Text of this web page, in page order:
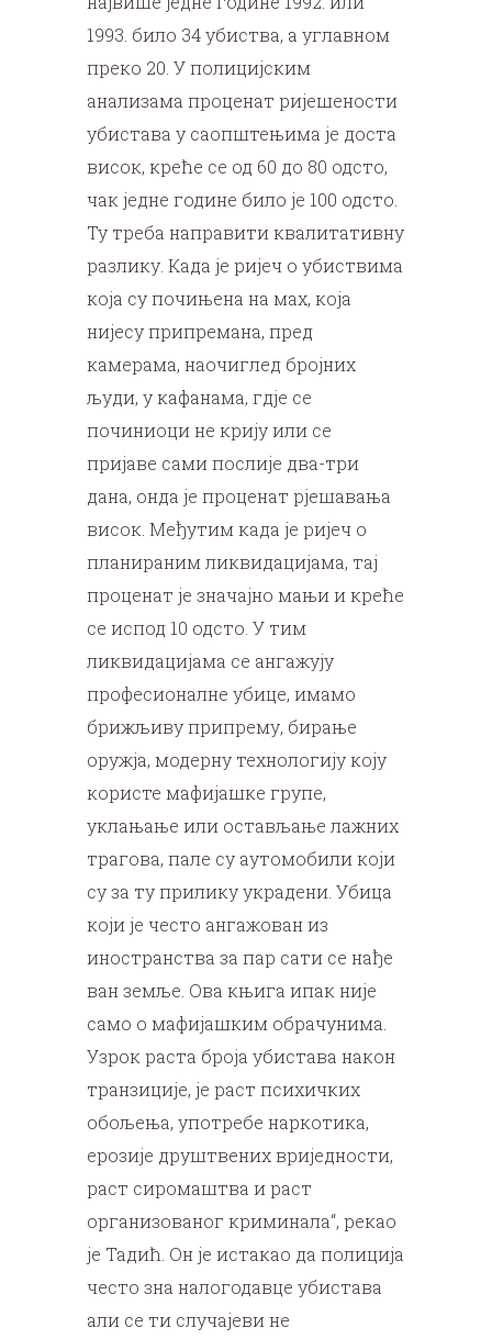
1993. било 34 убиства, а углавном
преко 20. У полицијским
анализама проценат ријешености
убистава у саопштењима је доста
висок, креће се од 60 до 80 одсто,
чак једне године било је 100 одсто.
Ту треба направити квалитативну
разлику. Када је ријеч о убиствима
која су почињена на мах, која
нијесу припремана, пред
камерама, наочиглед бројних
људи, у кафанама, гдје се
починиоци не крију или се
пријаве сами послије два-три
дана, онда је проценат рјешавања
висок. Међутим када је ријеч о
планираним ликвидацијама, тај
проценат је значајно мањи и креће
се испод 10 одсто. У тим
ликвидацијама се ангажују
професионалне убице, имамо
брижљиву припрему, бирање
оружја, модерну технологију коју
користе мафијашке групе,
уклањање или остављање лажних
трагова, пале су аутомобили који
су за ту прилику украдени. Убица
који је често ангажован из
иностранства за пар сати се нађе
ван земље. Ова књига ипак није
само о мафијашким обрачунима.
Узрок раста броја убистава након
транзиције, је раст психичких
обољења, употребе наркотика,
ерозије друштвених вриједности,
раст сиромаштва и раст
организованог криминала“, рекао
је Тадић. Он је истакао да полиција
често зна налогодавце убистава
али се ти случајеви не